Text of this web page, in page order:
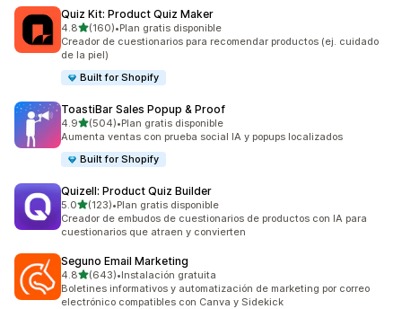
Quiz Kit: Product Quiz Maker
4.8de 5 estrellas
(160)
160 reseñas en total
•Plan gratis disponible
Creador de cuestionarios para recomendar productos (ej. cuidado
de la piel)
Built for Shopify
ToastiBar Sales Popup & Proof
4.9de 5 estrellas
(504)
504 reseñas en total
•Plan gratis disponible
Aumenta ventas con prueba social IA y popups localizados
Built for Shopify
Quizell: Product Quiz Builder
5.0de 5 estrellas
(123)
123 reseñas en total
•Plan gratis disponible
Creador de embudos de cuestionarios de productos con IA para
cuestionarios que atraen y convierten
Seguno Email Marketing
4.8de 5 estrellas
(643)
643 reseñas en total
•Instalación gratuita
Boletines informativos y automatización de marketing por correo
electrónico compatibles con Canva y Sidekick